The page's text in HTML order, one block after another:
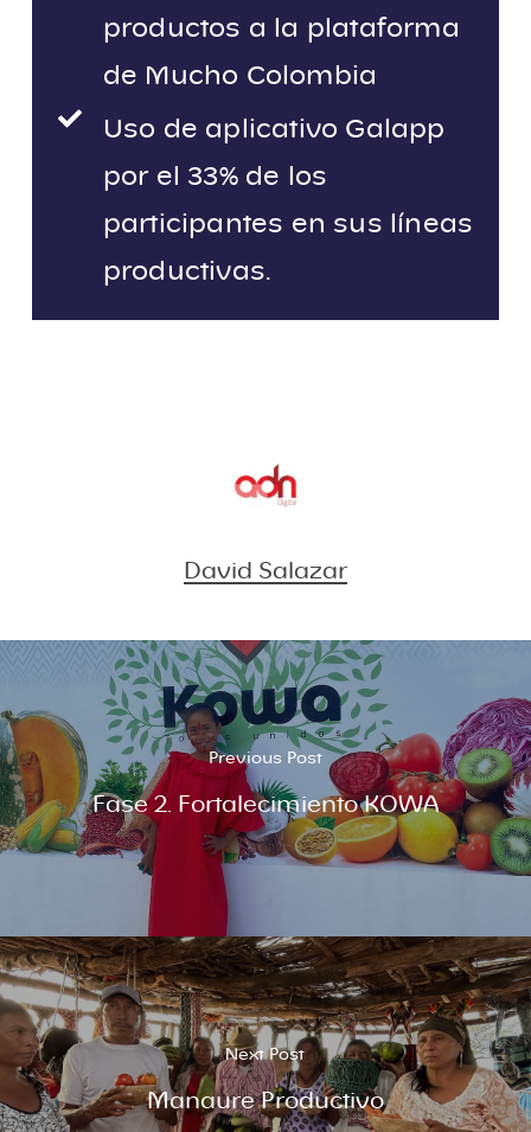
productos a la plataforma
de Mucho Colombia
Uso de aplicativo Galapp
por el 33% de los
participantes en sus líneas
productivas.
David Salazar
Previous Post
Fase 2. Fortalecimiento KOWA
Next Post
Manaure Productivo